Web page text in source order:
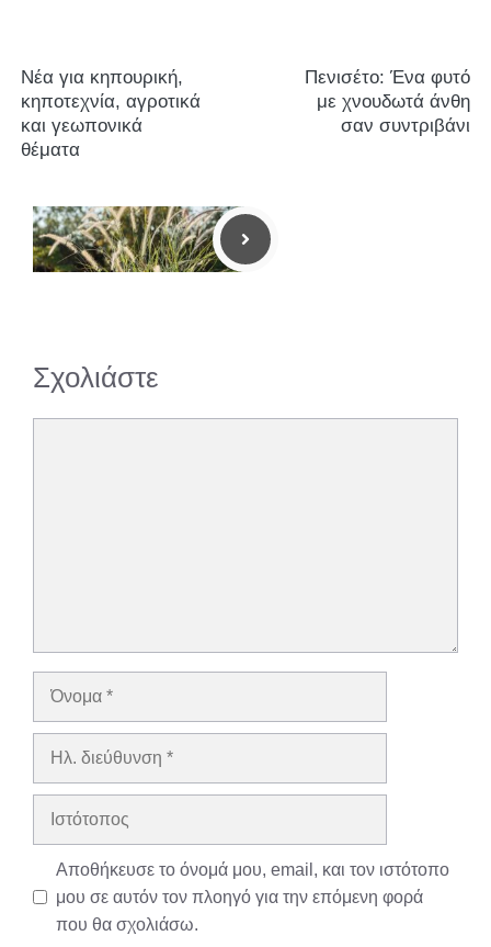
Νέα για κηπουρική,
κηποτεχνία, αγροτικά
και γεωπονικά
θέματα
Πενισέτο: Ένα φυτό
με χνουδωτά άνθη
σαν συντριβάνι
Σχολιάστε
Όνομα
Ηλ.
Ιστότοπος
Αποθήκευσε το όνομά μου, email, και τον ιστότοπο
μου σε αυτόν τον πλοηγό για την επόμενη φορά
που θα σχολιάσω.